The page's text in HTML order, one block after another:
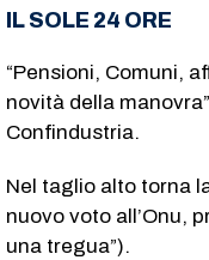
IL SOLE 24 ORE
“Pensioni, Comuni,
novità della
Confindustria.
Nel taglio alto torna
nuovo voto all’Onu,
una tregua”).